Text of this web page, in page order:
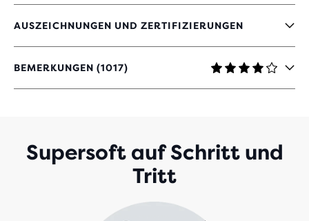
AUSZEICHNUNGEN UND ZERTIFIZIERUNGEN
BEMERKUNGEN (1017)
4.2
VON
BEWERTUNGEN
Supersoft auf Schritt und
Tritt